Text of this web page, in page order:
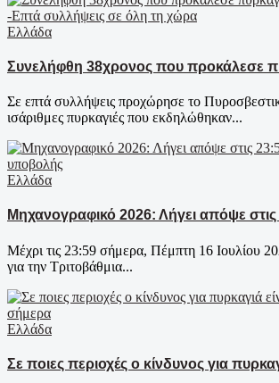
Ελλάδα
Συνελήφθη 38χρονος που προκάλεσε
Σε επτά συλλήψεις προχώρησε το
ισάριθμες πυρκαγιές που εκδηλώθηκαν...
Ελλάδα
Μηχανογραφικό 2026: Λήγει απόψε
Μέχρι τις 23:59 σήμερα, Πέμπτη 16 Ιουλίου
για την Τριτοβάθμια...
Ελλάδα
Σε ποιες περιοχές ο κίνδυνος για